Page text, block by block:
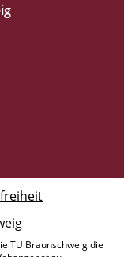
TU Braunschweig die